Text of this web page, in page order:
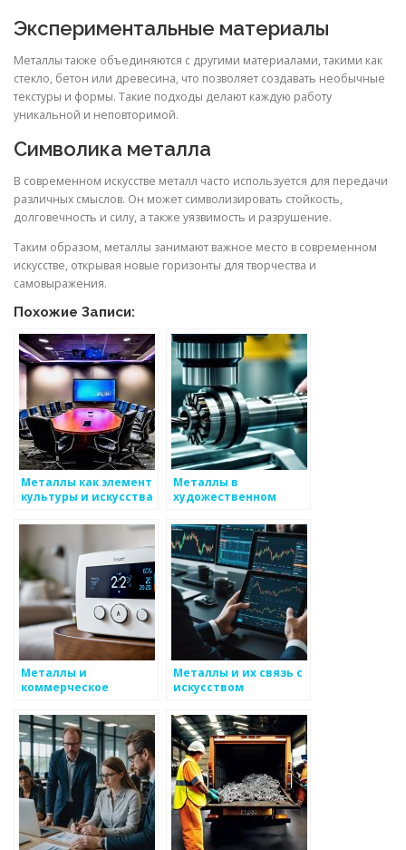
Экспериментальные материалы
Металлы также объединяются с другими материалами, такими как
стекло, бетон или древесина, что позволяет создавать необычные
текстуры и формы. Такие подходы делают каждую работу
уникальной и неповторимой.
Символика металла
В современном искусстве металл часто используется для передачи
различных смыслов. Он может символизировать стойкость,
долговечность и силу, а также уязвимость и разрушение.
Таким образом, металлы занимают важное место в современном
искусстве, открывая новые горизонты для творчества и
самовыражения.
Похожие Записи:
Металлы как элемент
культуры и искусства
Металлы в
художественном
Металлы и
коммерческое
искусстве
Металлы и их связь с
искусством